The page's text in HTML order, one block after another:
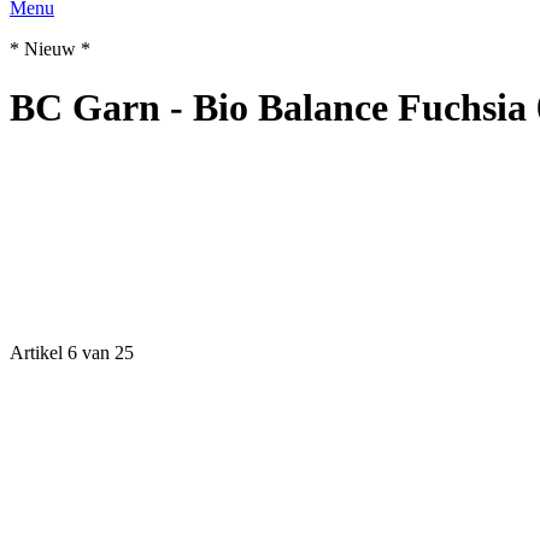
Menu
* Nieuw *
BC Garn - Bio Balance Fuchsia
Artikel 6 van 25